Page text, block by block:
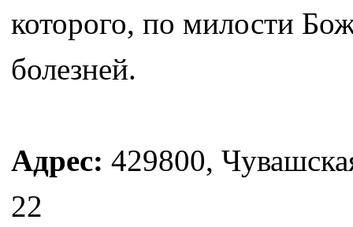
которого, по милости
болезней.
Адрес: 429800,
22